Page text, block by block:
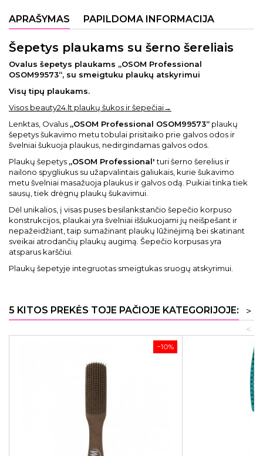
APRAŠYMAS PAPILDOMA INFORMACIJA
Šepetys plaukams su šerno šereliais
Ovalus šepetys plaukams „OSOM Professional
OSOM99573“, su smeigtuku plaukų atskyrimui
Visų tipų plaukams.
Visos beauty24.lt plaukų šukos ir šepečiai→
Lenktas, Ovalus „OSOM Professional OSOM99573“ plaukų
šepetys šukavimo metu tobulai prisitaiko prie galvos odos ir
švelniai šukuoja plaukus, nedirgindamas galvos odos.
Plaukų šepetys „OSOM Professional'turi šerno šerelius ir
nailono spygliukus su užapvalintais galiukais, kurie šukavimo
metu švelniai masažuoja plaukus ir galvos odą. Puikiai tinka tiek
sausų, tiek drėgnų plaukų šukavimui.
Dėl unikalios, į visas puses besilankstančio šepečio korpuso
konstrukcijos, plaukai yra švelniai iššukuojami jų neišpešant ir
nepažeidžiant, taip sumažinant plaukų lūžinėjimą bei skatinant
sveikai atrodančių plaukų augimą. Šepečio korpusas yra
atsparus karščiui.
Plaukų šepetyje integruotas smeigtukas sruogų atskyrimui.
5 KITOS PREKĖS TOJE PAČIOJE KATEGORIJOJE:
>
<
−10%